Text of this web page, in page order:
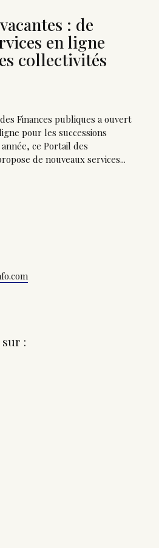
: de
en ligne
collectivités
Finances publiques a ouvert
pour les successions
ce Portail des
de nouveaux services...